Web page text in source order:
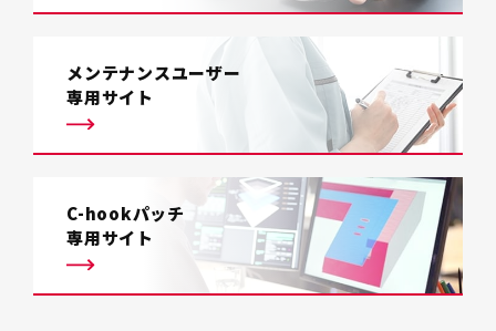
メンテナンスユーザー
専用サイト
C-hookパッチ
専用サイト